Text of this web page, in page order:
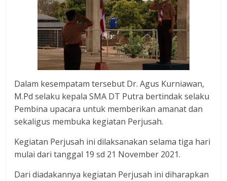
Dalam kesempatam tersebut Dr. Agus Kurniawan,
M.Pd selaku kepala SMA DT Putra bertindak selaku
Pembina upacara untuk memberikan amanat dan
sekaligus membuka kegiatan Perjusah.
Kegiatan Perjusah ini dilaksanakan selama tiga hari
mulai dari tanggal 19 sd 21 November 2021.
Dari diadakannya kegiatan Perjusah ini diharapkan